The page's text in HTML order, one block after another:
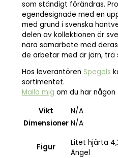
som ständigt förändras.
egendesignade med en
med grund i svenska
delen av kollektionen är
nära samarbete med
de arbetar med är järn, trä
Hos leverantören Spegels
sortimentet.
Maila mig om du har någon
Vikt
N/A
Dimensioner N/A
Figur
Litet hjärta
Ängel